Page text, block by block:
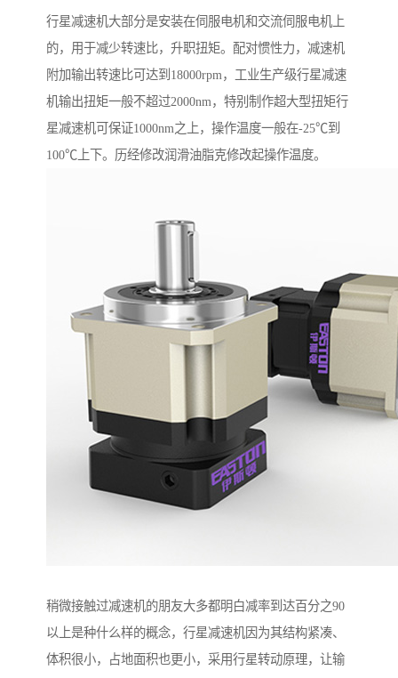
行星减速机大部分是安装在伺服电机和交流伺服电机上
的，用于减少转速比，升职扭矩。配对惯性力，减速机
附加输出转速比可达到18000rpm，工业生产级行星减速
机输出扭矩一般不超过2000nm，特别制作超大型扭矩行
星减速机可保证1000nm之上，操作温度一般在-25℃到
100℃上下。历经修改润滑油脂克修改起操作温度。
稍微接触过减速机的朋友大多都明白减率到达百分之90
以上是种什么样的概念，行星减速机因为其结构紧凑、
体积很小，占地面积也更小，采用行星转动原理，让输